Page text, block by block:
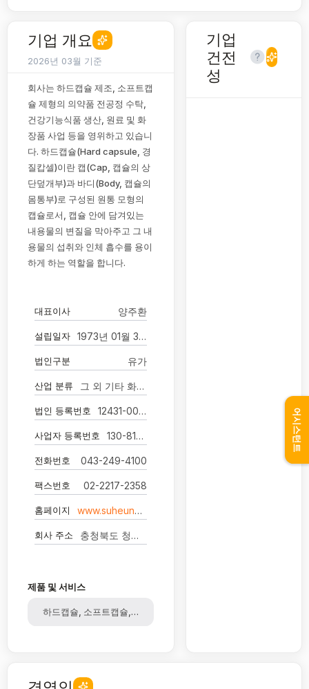
기업 개요
2026년 03월 기준
회사는 하드캡슐 제조, 소프트캡
슐 제형의 의약품 전공정 수탁,
건강기능식품 생산, 원료 및 화
장품 사업 등을 영위하고 있습니
다. 하드캡슐(Hard capsule, 경
질캅셀)이란 캡(Cap, 캡슐의 상
단덮개부)과 바디(Body, 캡슐의
몸통부)로 구성된 원통 모형의
캡슐로서, 캡슐 안에 담겨있는
내용물의 변질을 막아주고 그 내
용물의 섭취와 인체 흡수를 용이
하게 하는 역할을 합니다.
대표이사 양주환
설립일자 1973년 01월 30일
법인구분 유가
산업 분류 그 외 기타 화학제품 제조업
법인 등록번호 12431-0004252
사업자 등록번호 130-81-00576
전화번호 043-249-4100
팩스번호 02-2217-2358
홈페이지 www.suheung.com
회사 주소 충청북도 청주시 흥덕구 오송읍 오송생명로 61 -
제품 및 서비스
하드캡슐, 소프트캡슐, 건강기능식품, 화장품, 젤라틴, 콜라겐
기업
건전
성
어시스턴트